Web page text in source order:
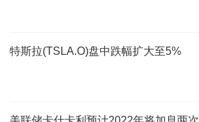
特斯拉(TSLA.O)盘中跌幅扩大至5%